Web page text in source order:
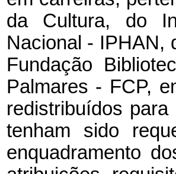
da Cultura, do
Nacional - IPHAN,
Fundação
Palmares - FCP,
redistribuídos
tenham sido
enquadramento